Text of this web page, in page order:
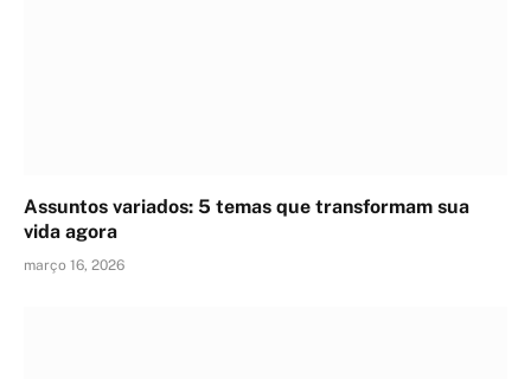
Assuntos variados: 5 temas que transformam sua
vida agora
março 16, 2026